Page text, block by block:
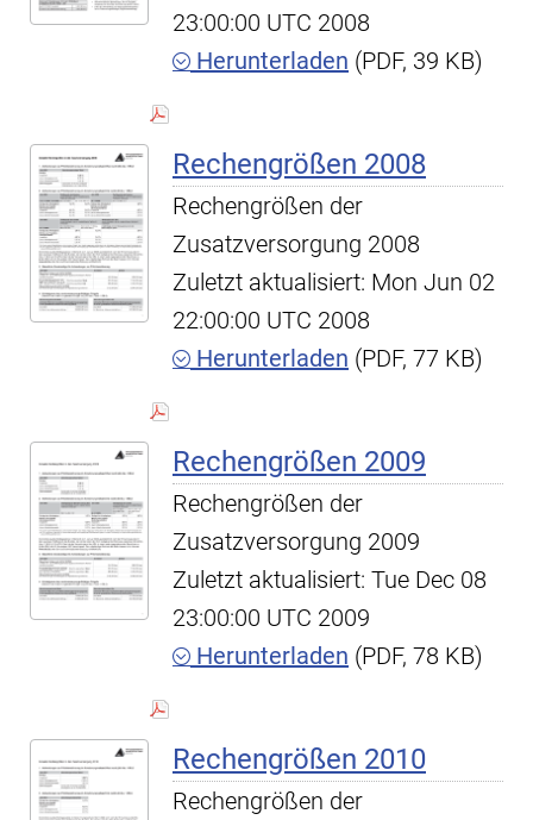
23:00:00 UTC 2008
Herunterladen (PDF, 39 KB)
Rechengrößen 2008
Rechengrößen der
Zusatzversorgung 2008
Zuletzt aktualisiert: Mon Jun 02
22:00:00 UTC 2008
Herunterladen (PDF, 77 KB)
Rechengrößen 2009
Rechengrößen der
Zusatzversorgung 2009
Zuletzt aktualisiert: Tue Dec 08
23:00:00 UTC 2009
Herunterladen (PDF, 78 KB)
Rechengrößen 2010
Rechengrößen der